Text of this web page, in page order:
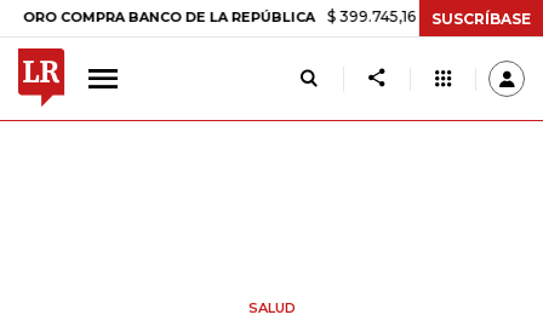
BANCO DE LA REPÚBLICA $ 399.745,16 +$ 2.295,71 +0,58%
SUSCRÍBASE
SALUD